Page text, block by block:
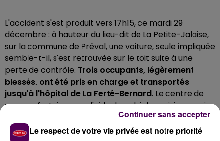
L'accident s'est produit vers 17h15, ce mardi 29
décembre : à hauteur du lieu-dit de La Petite-Jalaise,
sur la commune de Préval, une voiture, seule impliquée
semble-t-il, s'est retrouvée sur le toit suite à une
perte de contrôle. Trois occupants, légèrement
blessés, ont été pris en charge et transportés
jusqu'à l'hôpital de La Ferté-Bernard. Le centre de
secours fertois a reçu l'aide de celui des voisins ornais
Le respect de votre vie privée est notre priorité
Continuer sans accepter